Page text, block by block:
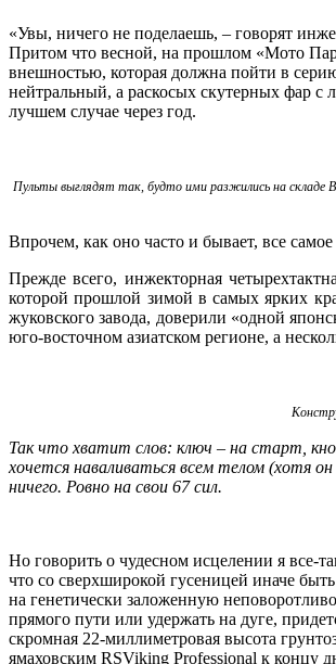
«Увы, ничего не поделаешь, – говорят
Притом что весной, на прошлом «Мото
внешностью, которая должна пойти в
нейтральный, а раскосых скутерных фар с
лучшем случае через год.
Пульты выглядят так, будто ими разжились на складе
Впрочем, как оно часто и бывает, все
Прежде всего, инжекторная
которой прошлой зимой в самых ярких
жуковского завода, доверили «одной
юго-восточном азиатском регионе, а
Так что хватит слов: ключ – на старт,
хочется наваливаться всем телом (хотя
ничего. Ровно на свои 67 сил.
Но говорить о чудесном исцелении я
что со сверхширокой гусеницей иначе
на генетически заложенную
прямого пути или удержать на дуге,
скромная 22‑миллиметровая высота
ямаховским RSViking Professional к концу